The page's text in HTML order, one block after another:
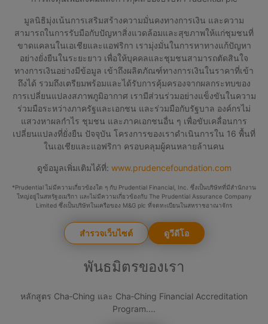
มูลนิธิมุ่งเน้นการเสริมสร้างความมั่นคงทางการเงิน และความ
สามารถในการรับมือกับปัญหาสิ่งแวดล้อมและสุขภาพให้แก่ชุมชนที่
ขาดแคลนในเอเชียและแอฟริกา เรามุ่งมั่นในการหาทางแก้ปัญหา
อย่างยั่งยืนในระยะยาว เพื่อให้บุคคลและชุมชนสามารถตัดสินใจ
ทางการเงินอย่างมีข้อมูล เข้าถึงผลิตภัณฑ์ทางการเงินในราคาที่เข้า
ถึงได้ รวมถึงเตรียมพร้อมและได้รับการคุ้มครองจากผลกระทบของ
การเปลี่ยนแปลงสภาพภูมิอากาศ เรามีส่วนร่วมอย่างแข็งขันในความ
ร่วมมือระหว่างภาครัฐและเอกชน และร่วมมือกับรัฐบาล องค์กรไม่
แสวงหาผลกำไร ชุมชน และภาคเอกชนอื่น ๆ เพื่อขับเคลื่อนการ
เปลี่ยนแปลงที่ยั่งยืน ปัจจุบัน โครงการของเราดำเนินการใน 16 พื้นที่
ในเอเชียและแอฟริกา ครอบคลุมผู้คนหลายล้านคน
ดูข้อมูลเพิ่มเติมได้ที่: www.prudencefoundation.com
*Prudential ไม่มีความเกี่ยวข้องใด ๆ กับ Prudential Financial, Inc. ซึ่งเป็นบริษัทที่มีสำนักงาน
ใหญ่อยู่ในสหรัฐอเมริกา และไม่มีความเกี่ยวข้องกับ The Prudential Assurance Company
Limited ซึ่งเป็นบริษัทในเครือของ M&G plc ที่จดทะเบียนในสหราชอาณาจักร
สำรวจเว็บไซต์ ดูวีดีโอ
พันธมิตรของเรา
หลักสูตร Cha‑Ching และ Cha‑Ching Financial Accreditation
Program....